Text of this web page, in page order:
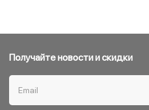
Получайте новости и скидки